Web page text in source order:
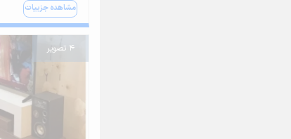
مشاهده جزییات
4 تصویر